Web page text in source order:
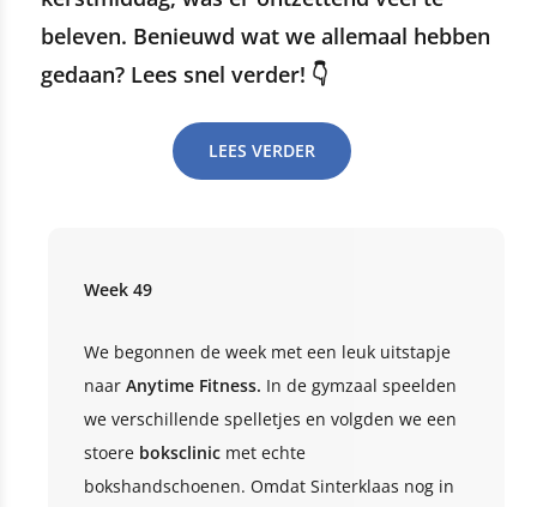
beleven. Benieuwd wat we allemaal hebben
gedaan? Lees snel verder! 👇
LEES VERDER
Week 49
We begonnen de week met een leuk uitstapje
naar Anytime Fitness. In de gymzaal speelden
we verschillende spelletjes en volgden we een
stoere boksclinic met echte
bokshandschoenen. Omdat Sinterklaas nog in